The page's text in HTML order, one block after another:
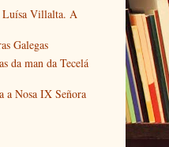
Villalta. A
Galegas
da man da Tecelá
Nosa IX Señora